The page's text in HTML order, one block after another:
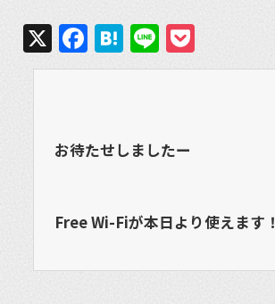
X Facebook
Hatena
Line
お待たせしましたー
Free Wi-Fiが本日より使えます！